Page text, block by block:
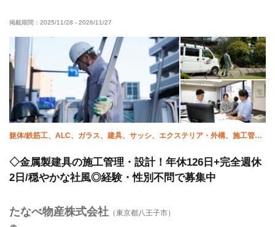
土日休み 夏季休暇 年末年始休暇
掲載期間： 2025/11/28 - 2026/11/27
躯体/鉄筋工、ALC、ガラス、建具、サッシ、エクステリア・外構、施工管理
◇金属製建具の施工管理・設計！年休126日+完全週休
2日/穏やかな社風◎経験・性別不問で募集中
たなべ物産株式会社 （東京都八王子市）